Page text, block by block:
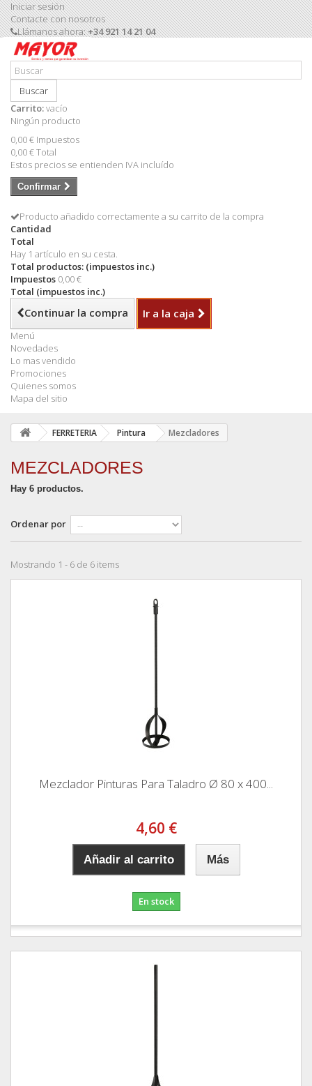
Iniciar sesión
Contacte con nosotros
Llámanos ahora:+34 921 14 21 04
Buscar
Carrito:vacío
Ningún producto
0,00 € Impuestos
0,00 €Total
Estos precios se entienden IVA incluído
Confirmar
Producto añadido correctamente a su carrito de la compra
Cantidad
Total
Hay 1 artículo en su cesta.
Total productos: (impuestos inc.)
Impuestos 0,00 €
Total (impuestos inc.)
Continuar la compra Ir a la caja
Menú
Novedades
Lo mas vendido
Promociones
Quienes somos
Mapa del sitio
FERRETERIA Pintura Mezcladores
MEZCLADORES
Hay 6 productos.
Ordenar por
Mostrando 1 - 6 de 6 items
Mezclador Pinturas Para Taladro Ø 80 x 400...
4,60 €
Añadir al carrito Más
En stock